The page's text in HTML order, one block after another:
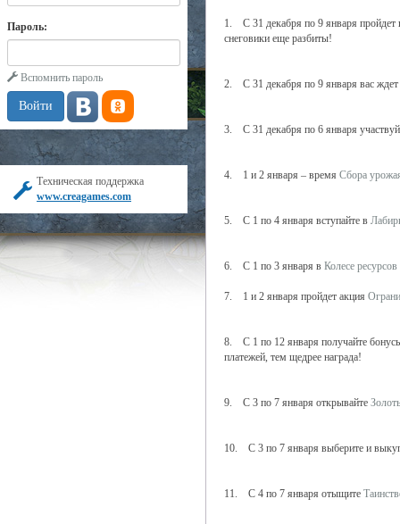
Пароль:
Вспомнить пароль
Техническая поддержка
www.creagames.com
1. С 31 декабря по 9 января пройдет
снеговики еще разбиты!
2. С 31 декабря по 9 января вас ждет
3. С 31 декабря по 6 января
4. 1 и 2 января – время Сбора
5. С 1 по 4 января вступайте в
6. С 1 по 3 января в Колесе
7. 1 и 2 января пройдет акция
8. С 1 по 12 января получайте
платежей, тем щедрее награда!
9. С 3 по 7 января открывайте
10. С 3 по 7 января выберите и
11. С 4 по 7 января отыщите